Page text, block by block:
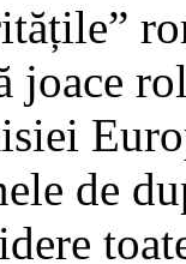
joace
de